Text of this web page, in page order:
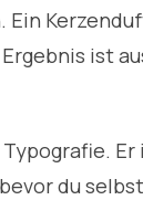
ist
du